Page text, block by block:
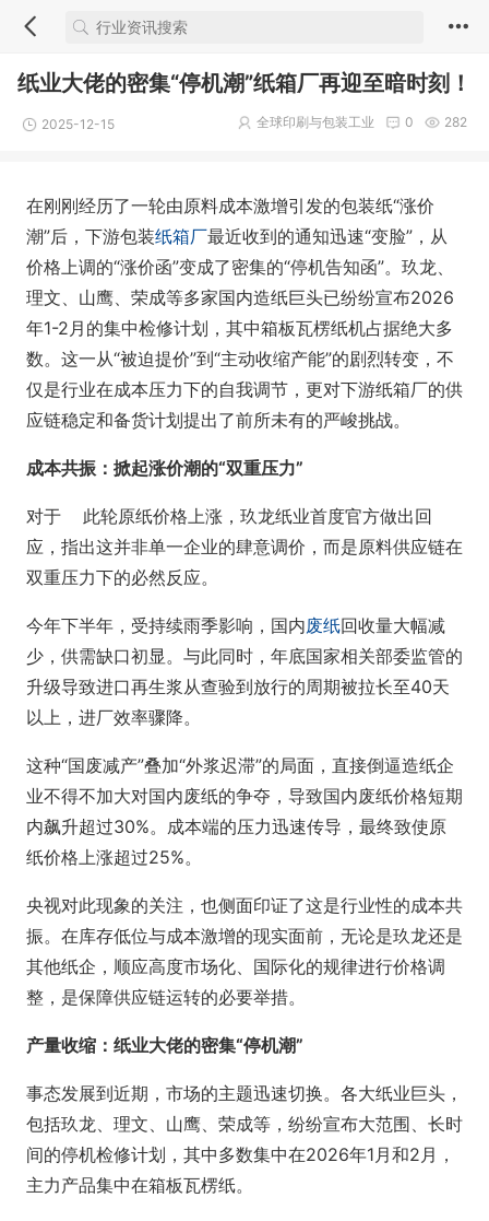
纸业大佬的密集“停机潮”纸箱厂再迎至暗时刻！
2025-12-15 282
0
全球印刷与包装工业
在刚刚经历了一轮由原料成本激增引发的包装纸“涨价
潮”后，下游包装纸箱厂最近收到的通知迅速“变脸”，从
价格上调的“涨价函”变成了密集的“停机告知函”。玖龙、
理文、山鹰、荣成等多家国内造纸巨头已纷纷宣布2026
年1-2月的集中检修计划，其中箱板瓦楞纸机占据绝大多
数。这一从“被迫提价”到“主动收缩产能”的剧烈转变，不
仅是行业在成本压力下的自我调节，更对下游纸箱厂的供
应链稳定和备货计划提出了前所未有的严峻挑战。
成本共振：掀起涨价潮的“双重压力”
对于 此轮原纸价格上涨，玖龙纸业首度官方做出回
应，指出这并非单一企业的肆意调价，而是原料供应链在
双重压力下的必然反应。
今年下半年，受持续雨季影响，国内废纸回收量大幅减
少，供需缺口初显。与此同时，年底国家相关部委监管的
升级导致进口再生浆从查验到放行的周期被拉长至40天
以上，进厂效率骤降。
这种“国废减产”叠加“外浆迟滞”的局面，直接倒逼造纸企
业不得不加大对国内废纸的争夺，导致国内废纸价格短期
内飙升超过30%。成本端的压力迅速传导，最终致使原
纸价格上涨超过25%。
央视对此现象的关注，也侧面印证了这是行业性的成本共
振。在库存低位与成本激增的现实面前，无论是玖龙还是
其他纸企，顺应高度市场化、国际化的规律进行价格调
整，是保障供应链运转的必要举措。
产量收缩：纸业大佬的密集“停机潮”
事态发展到近期，市场的主题迅速切换。各大纸业巨头，
包括玖龙、理文、山鹰、荣成等，纷纷宣布大范围、长时
间的停机检修计划，其中多数集中在2026年1月和2月，
主力产品集中在箱板瓦楞纸。